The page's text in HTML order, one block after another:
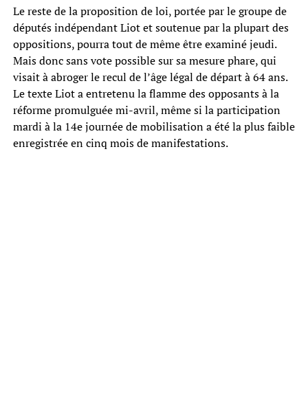
Le reste de la proposition de loi, portée par le groupe de
députés indépendant Liot et soutenue par la plupart des
oppositions, pourra tout de même être examiné jeudi.
Mais donc sans vote possible sur sa mesure phare, qui
visait à abroger le recul de l’âge légal de départ à 64 ans.
Le texte Liot a entretenu la flamme des opposants à la
réforme promulguée mi-avril, même si la participation
mardi à la 14e journée de mobilisation a été la plus faible
enregistrée en cinq mois de manifestations.